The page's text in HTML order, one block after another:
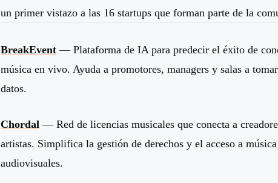
un primer vistazo a las 16 startups que forman parte de la
BreakEvent — Plataforma de IA para predecir el éxito de
música en vivo. Ayuda a promotores, managers y salas a
datos.
Chordal — Red de licencias musicales que conecta a
artistas. Simplifica la gestión de derechos y el acceso a
audiovisuales.